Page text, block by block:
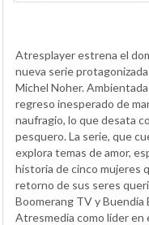
Atresplayer estrena el
nueva serie
Michel Noher.
regreso inesperado de
naufragio, lo que desata
pesquero. La serie, que
explora temas de amor,
historia de cinco mujeres
retorno de sus seres
Boomerang TV y Buendía
Atresmedia como líder en